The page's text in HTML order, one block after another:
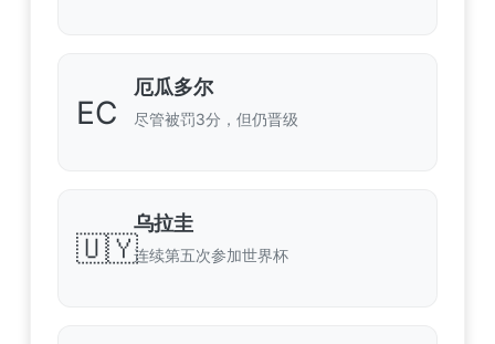
EC
厄瓜多尔
尽管被罚3分，但仍晋级
🇺🇾
乌拉圭
连续第五次参加世界杯